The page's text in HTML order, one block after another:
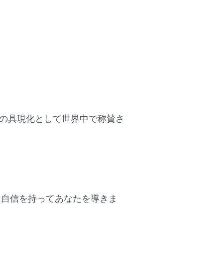
具現化として世界中で称賛さ
信を持ってあなたを導きま